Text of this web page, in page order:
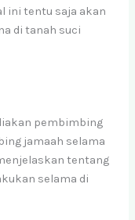
ini tentu saja akan
di tanah suci
pembimbing
jamaah selama
tentang
selama di